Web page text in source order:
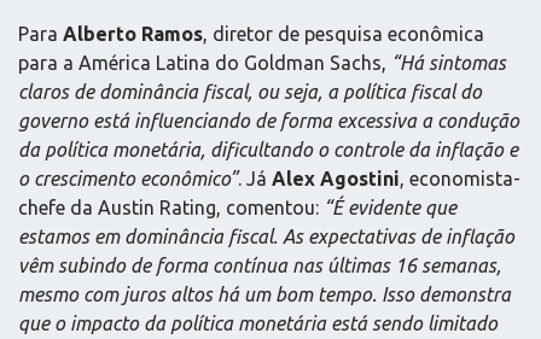
Para Alberto Ramos , diretor de pesquisa econômica
para a América Latina do Goldman Sachs,
“Há sintomas
claros de dominância fiscal, ou seja, a política fiscal do
governo está influenciando de forma excessiva a condução
da política monetária, dificultando o controle da inflação e
o crescimento econômico”. Já Alex Agostini , economista-
chefe da Austin Rating, comentou: “É evidente que
estamos em dominância fiscal. As expectativas de inflação
vêm subindo de forma contínua nas últimas 16 semanas,
mesmo com juros altos há um bom tempo. Isso demonstra
que o impacto da política monetária está sendo limitado